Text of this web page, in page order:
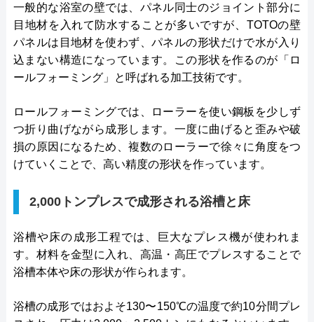
一般的な浴室の壁では、パネル同士のジョイント部分に
目地材を入れて防水することが多いですが、TOTOの壁
パネルは目地材を使わず、パネルの形状だけで水が入り
込まない構造になっています。この形状を作るのが「ロ
ールフォーミング」と呼ばれる加工技術です。
ロールフォーミングでは、ローラーを使い鋼板を少しず
つ折り曲げながら成形します。一度に曲げると歪みや破
損の原因になるため、複数のローラーで徐々に角度をつ
けていくことで、高い精度の形状を作っています。
2,000トンプレスで成形される浴槽と床
浴槽や床の成形工程では、巨大なプレス機が使われま
す。材料を金型に入れ、高温・高圧でプレスすることで
浴槽本体や床の形状が作られます。
浴槽の成形ではおよそ130〜150℃の温度で約10分間プレ